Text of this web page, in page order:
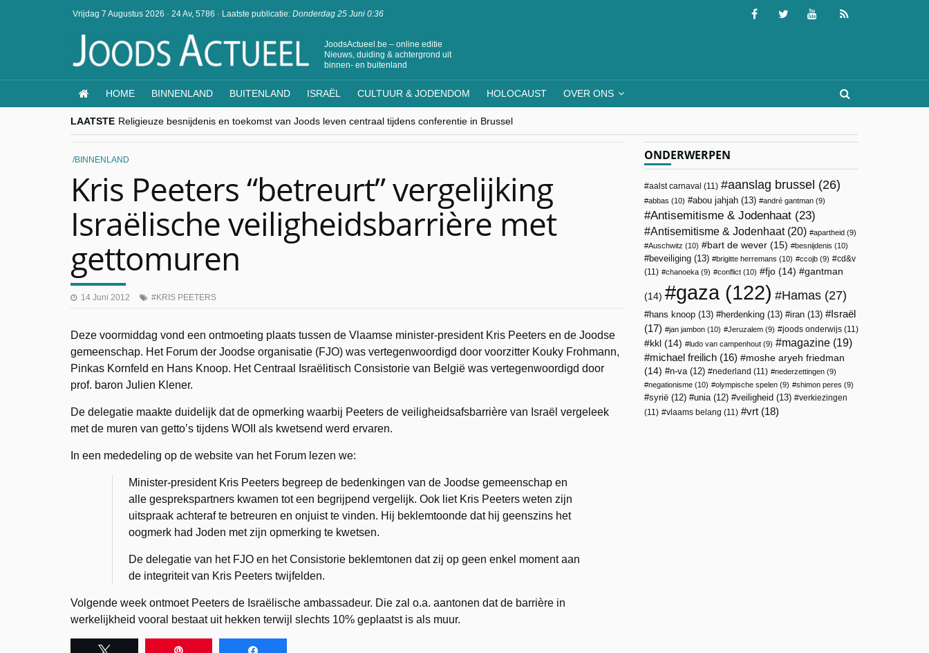
Vrijdag 7 Augustus 2026 · 24 Av, 5786 · Laatste publicatie: Donderdag 25 Juni 0:36
JoodsActueel.be – online editie
Nieuws, duiding & achtergrond uit
binnen- en buitenland
HOME BINNENLAND BUITENLAND ISRAËL CULTUUR & JODENDOM HOLOCAUST OVER ONS
LAATSTE Religieuze besnijdenis en toekomst van Joods leven centraal tijdens conferentie in Brussel
“Besnijdenisdebat toont hoe moeilijk seculiere Westen minderheden begrijpt”, Jinnih Beels (Vooruit)
CITYTRIP | ROEMENIË – Boekarest: de verrassing van Oost-Europa
“Vandaag zit elke Jood in België op de beklaagdenbank”
BINNENLAND
Kris Peeters “betreurt” vergelijking
Israëlische veiligheidsbarrière met
gettomuren
14 Juni 2012 KRIS PEETERS
Deze voormiddag vond een ontmoeting plaats tussen de Vlaamse minister-president Kris Peeters en de Joodse
gemeenschap. Het Forum der Joodse organisatie (FJO) was vertegenwoordigd door voorzitter Kouky Frohmann,
Pinkas Kornfeld en Hans Knoop. Het Centraal Israëlitisch Consistorie van België was vertegenwoordigd door
prof. baron Julien Klener.
De delegatie maakte duidelijk dat de opmerking waarbij Peeters de veiligheidsafsbarrière van Israël vergeleek
met de muren van getto’s tijdens WOII als kwetsend werd ervaren.
In een mededeling op de website van het Forum lezen we:
Minister-president Kris Peeters begreep de bedenkingen van de Joodse gemeenschap en
alle gesprekspartners kwamen tot een begrijpend vergelijk. Ook liet Kris Peeters weten zijn
uitspraak achteraf te betreuren en onjuist te vinden. Hij beklemtoonde dat hij geenszins het
oogmerk had Joden met zijn opmerking te kwetsen.
De delegatie van het FJO en het Consistorie beklemtonen dat zij op geen enkel moment aan
de integriteit van Kris Peeters twijfelden.
Volgende week ontmoet Peeters de Israëlische ambassadeur. Die zal o.a. aantonen dat de barrière in
werkelijkheid vooral bestaat uit hekken terwijl slechts 10% geplaatst is als muur.
ONDERWERPEN
aalst carnaval (11) aanslag brussel (26)
abbas (10) abou jahjah (13) andré gantman (9)
Antisemitisme & Jodenhaat (23)
Antisemitisme & Jodenhaat(20) apartheid (9)
Auschwitz (10) bart de wever (15) besnijdenis (10)
beveiliging (13) brigitte herremans (10) ccojb (9)
cd&v
(11)
chanoeka (9) conflict (10) fjo (14) gantman
(14) gaza(122) Hamas (27)
hans knoop (13) herdenking (13) iran (13)
Israël
(17)
jan jambon (10) Jeruzalem (9) joods onderwijs (11)
kkl (14) ludo van campenhout (9) magazine (19)
michael freilich (16)
moshe aryeh friedman
(14)
n-va(12) nederland (11) nederzettingen (9)
negationisme (10) olympische spelen (9) shimon peres (9)
syrië (12) unia(12) veiligheid (13)
verkiezingen
(11)
vlaams belang (11) vrt (18)